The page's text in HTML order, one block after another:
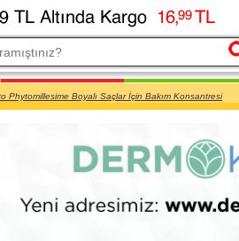
Phytomillesime Boyalı Saçlar İçin Bakım Konsantresi